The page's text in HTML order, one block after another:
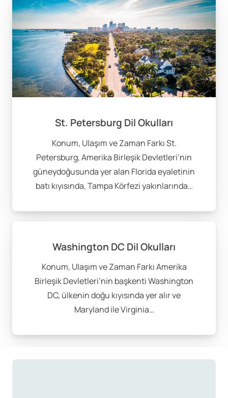
St. Petersburg Dil Okulları
Konum, Ulaşım ve Zaman Farkı St.
Petersburg, Amerika Birleşik Devletleri’nin
güneydoğusunda yer alan Florida eyaletinin
batı kıyısında, Tampa Körfezi yakınlarında…
Washington DC Dil Okulları
Konum, Ulaşım ve Zaman Farkı Amerika
Birleşik Devletleri’nin başkenti Washington
DC, ülkenin doğu kıyısında yer alır ve
Maryland ile Virginia…